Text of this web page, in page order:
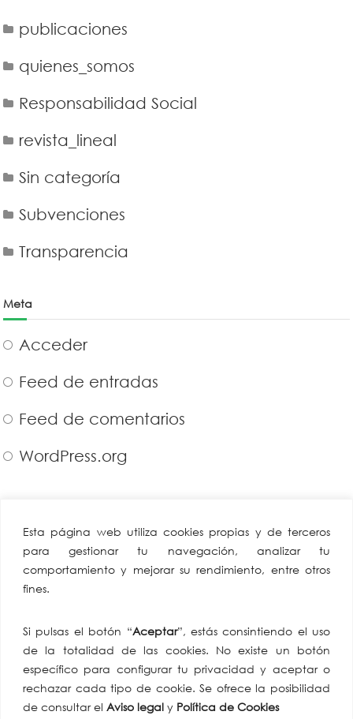
Esta página web utiliza cookies propias y de terceros
para gestionar tu navegación, analizar tu
comportamiento y mejorar su rendimiento, entre otros
fines.
Si pulsas el botón “Aceptar”, estás consintiendo el uso
de la totalidad de las cookies. No existe un botón
específico para configurar tu privacidad y aceptar o
rechazar cada tipo de cookie. Se ofrece la posibilidad
de consultar el Aviso legal y Política de Cookies
publicaciones
quienes_somos
Responsabilidad Social
revista_lineal
Sin categoría
Subvenciones
Transparencia
Meta
Acceder
Feed de entradas
Feed de comentarios
WordPress.org
Confederación
Andaluza Empresarios
Alimentación y
Sevilla
tlf: +34 954 86 91 07
email:
comunicacion@caea.es